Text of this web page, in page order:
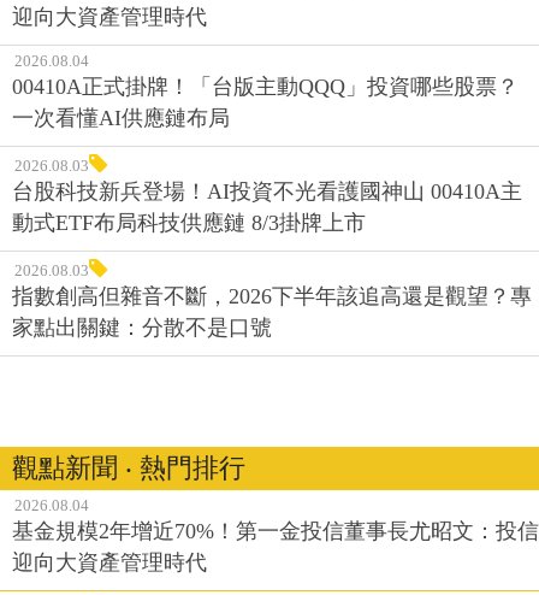
迎向大資產管理時代
2026.08.04
00410A正式掛牌！「台版主動QQQ」投資哪些股票？
一次看懂AI供應鏈布局
2026.08.03
台股科技新兵登場！AI投資不光看護國神山 00410A主
動式ETF布局科技供應鏈 8/3掛牌上市
2026.08.03
指數創高但雜音不斷，2026下半年該追高還是觀望？專
家點出關鍵：分散不是口號
觀點新聞 ‧ 熱門排行
2026.08.04
基金規模2年增近70%！第一金投信董事長尤昭文：投信
迎向大資產管理時代